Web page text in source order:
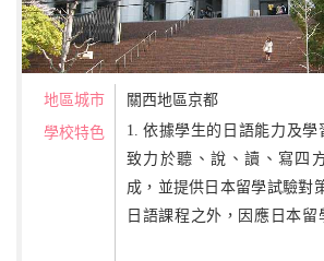
地區城市
關西地區京都
學校特色
1. 依據學生的日語能力及學習經驗加以分班。
致力於聽、說、讀、寫四
成，並提供日本留學試驗對策課程。
日語課程之外，因應日本留